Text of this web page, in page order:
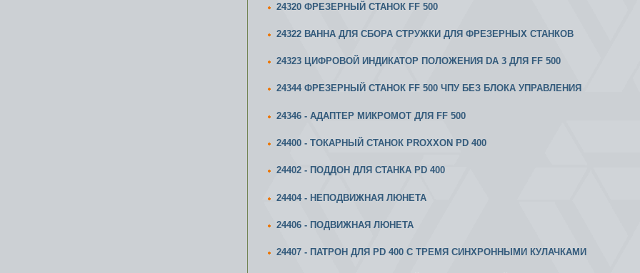
24320 ФРЕЗЕРНЫЙ СТАНОК FF 500
24322 ВАННА ДЛЯ СБОРА СТРУЖКИ ДЛЯ ФРЕЗЕРНЫХ СТАНКОВ
24323 ЦИФРОВОЙ ИНДИКАТОР ПОЛОЖЕНИЯ DA 3 ДЛЯ FF 500
24344 ФРЕЗЕРНЫЙ СТАНОК FF 500 ЧПУ БЕЗ БЛОКА УПРАВЛЕНИЯ
24346 - АДАПТЕР МИКРОМОТ ДЛЯ FF 500
24400 - ТОКАРНЫЙ СТАНОК PROXXON PD 400
24402 - ПОДДОН ДЛЯ СТАНКА PD 400
24404 - НЕПОДВИЖНАЯ ЛЮНЕТА
24406 - ПОДВИЖНАЯ ЛЮНЕТА
24407 - ПАТРОН ДЛЯ PD 400 С ТРЕМЯ СИНХРОННЫМИ КУЛАЧКАМИ